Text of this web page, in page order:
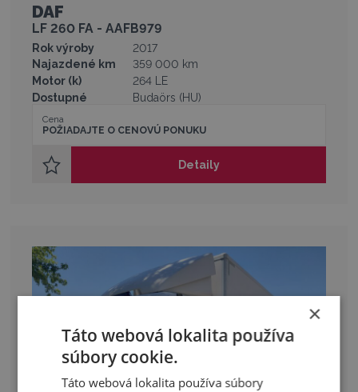
DAF
LF 260 FA - AAFB979
Rok výroby
2017
Najazdené km
359 000 km
Motor (k)
264 LE
Dostupné
Budaörs (HU)
Cena
POŽIADAJTE O CENOVÚ PONUKU
Detaily
×
Táto webová lokalita používa
súbory cookie.
Táto webová lokalita používa súbory